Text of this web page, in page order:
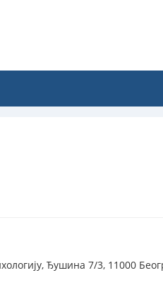
Ђушина 7/3, 11000